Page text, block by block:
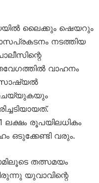
ലൈക്കും ഷെയറും
നടത്തിയ
വാഹനം
സോഷ്യൽ
ചെയ്യുകയും
ലക്ഷം രൂപയിലധികം
ഒടുക്കേണ്ടി വരും.
തത്സമയം
യുവാവിന്റെ